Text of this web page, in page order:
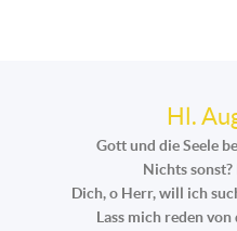
Hl.
Gott und die Seele
Nichts
Dich, o Herr, will ich
Lass mich reden